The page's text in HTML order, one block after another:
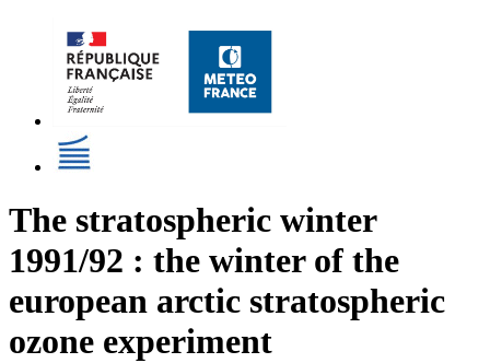
The stratospheric winter
1991/92 : the winter of the
european arctic stratospheric
ozone experiment